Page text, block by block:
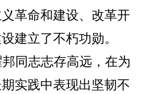
革命和建设、改革开
建立了不朽功勋。
同志志存高远，在为
实践中表现出坚韧不